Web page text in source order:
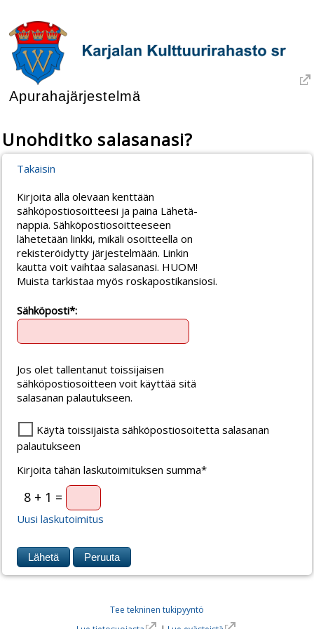
Apurahajärjestelmä
Unohditko salasanasi?
Takaisin
Kirjoita alla olevaan kenttään
sähköpostiosoitteesi ja paina Lähetä-
nappia. Sähköpostiosoitteeseen
lähetetään linkki, mikäli osoitteella on
rekisteröidytty järjestelmään. Linkin
kautta voit vaihtaa salasanasi. HUOM!
Muista tarkistaa myös roskapostikansiosi.
Sähköposti*:
Jos olet tallentanut toissijaisen
sähköpostiosoitteen voit käyttää sitä
salasanan palautukseen.
Käytä toissijaista sähköpostiosoitetta salasanan
palautukseen
Kirjoita tähän laskutoimituksen summa*
8 + 1 =
Uusi laskutoimitus
Tee tekninen tukipyyntö